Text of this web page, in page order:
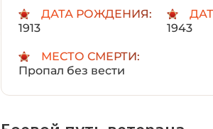
ДАТА РОЖДЕНИЯ:
1913
1943
МЕСТО СМЕРТИ:
Пропал без вести